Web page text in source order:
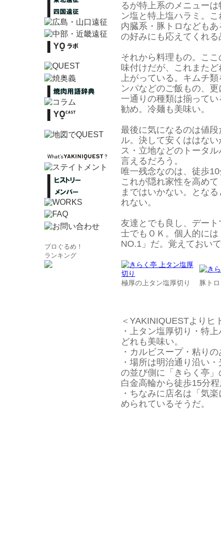
ブロぐるめ！
ランキング
るが特上系のメニュー
ン塩と特上塩ハラミ。
内臓系・豚トロなども
の好みにも応えてくれ
それから料理もの。こ
味付けだが、これまた
上がっている。キムチ
ンパなどのご飯もの、
一通りの種類は揃って
勧め。冷麺も美味い。
最後に気になるのは値
ル。決して安くははな
ス・立地などのトータ
言えるだろう。
唯一残念なのは、徒歩
これが隠れ家性を高め
まではいかない。とな
れない。
友達とでも良し、デー
士でもＯＫ。個人的に
NO.1」だ。覚えておい
極厚の上タン塩厚切り 豚トロ
＜YAKINIQUESTよりヒ
・上タン塩厚切り・特
どれも美味い。
・カルビスープ・粘り
・場所は明治通り沿い
の並び側に「きらく亭
白金高輪から徒歩15分
・ちなみに店名は「気
められているそうだ。